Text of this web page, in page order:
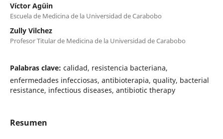
Víctor Agüin
Escuela de Medicina de la Universidad de Carabobo
Zully Vilchez
Profesor Titular de Medicina de la Universidad de Carabobo
Palabras clave: calidad, resistencia bacteriana,
enfermedades infecciosas, antibioterapia, quality, bacterial
resistance, infectious diseases, antibiotic therapy
Resumen